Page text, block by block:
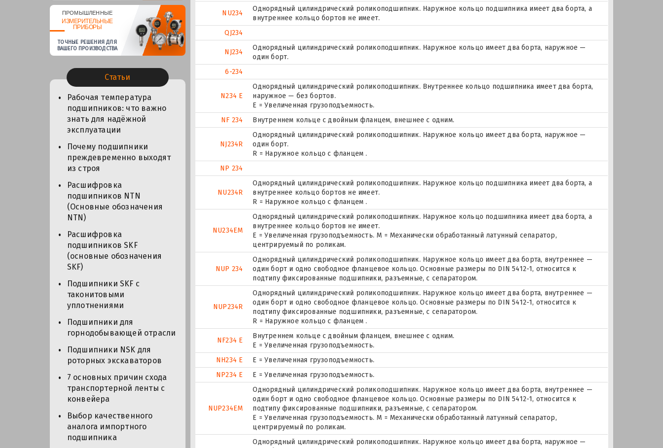
ПРОМЫШЛЕННЫЕ
ИЗМЕРИТЕЛЬНЫЕ
ПРИБОРЫ
ТОЧНЫЕ РЕШЕНИЯ ДЛЯ
ВАШЕГО ПРОИЗВОДСТВА
Статьи
Рабочая температура
подшипников: что важно
знать для надёжной
эксплуатации
Почему подшипники
преждевременно выходят
из строя
Расшифровка
подшипников NTN
(Основные обозначения
NTN)
Расшифровка
подшипников SKF
(основные обозначения
SKF)
Подшипники SKF с
таконитовыми
уплотнениями
Подшипники для
горнодобывающей отрасли
Подшипники NSK для
роторных экскаваторов
7 основных причин схода
транспортерной ленты с
конвейера
Выбор качественного
аналога импортного
подшипника
NU234
Однорядный цилиндрический роликоподшипник. Наружное кольцо подшипника имеет два борта, а
внутреннее кольцо бортов не имеет.
QJ234
NJ234
Однорядный цилиндрический роликоподшипник. Наружное кольцо имеет два борта, наружное —
один борт.
6-234
N234 E
Однорядный цилиндрический роликоподшипник. Внутреннее кольцо подшипника имеет два борта,
наружное — без бортов.
Е = Увеличенная грузоподъемность.
NF 234
Внутреннем кольце с двойным фланцем, внешнее с одним.
NJ234R
Однорядный цилиндрический роликоподшипник. Наружное кольцо имеет два борта, наружное —
один борт.
R = Наружное кольцо с фланцем .
NP 234
NU234R
Однорядный цилиндрический роликоподшипник. Наружное кольцо подшипника имеет два борта, а
внутреннее кольцо бортов не имеет.
R = Наружное кольцо с фланцем .
NU234EM
Однорядный цилиндрический роликоподшипник. Наружное кольцо подшипника имеет два борта, а
внутреннее кольцо бортов не имеет.
E = Увеличенная грузоподъемность. М = Механически обработанный латунный сепаратор,
центрируемый по роликам.
NUP 234
Однорядный цилиндрический роликоподшипник. Наружное кольцо имеет два борта, внутреннее —
один борт и одно свободное фланцевое кольцо. Основные размеры по DIN 5412-1, относится к
подтипу фиксированные подшипники, разъемные, с сепаратором.
NUP234R
Однорядный цилиндрический роликоподшипник. Наружное кольцо имеет два борта, внутреннее —
один борт и одно свободное фланцевое кольцо. Основные размеры по DIN 5412-1, относится к
подтипу фиксированные подшипники, разъемные, с сепаратором.
R = Наружное кольцо с фланцем .
NF234 E
Внутреннем кольце с двойным фланцем, внешнее с одним.
Е = Увеличенная грузоподъемность.
NH234 E
Е = Увеличенная грузоподъемность.
NP234 E
Е = Увеличенная грузоподъемность.
NUP234EM
Однорядный цилиндрический роликоподшипник. Наружное кольцо имеет два борта, внутреннее —
один борт и одно свободное фланцевое кольцо. Основные размеры по DIN 5412-1, относится к
подтипу фиксированные подшипники, разъемные, с сепаратором.
E = Увеличенная грузоподъемность. М = Механически обработанный латунный сепаратор,
центрируемый по роликам.
Однорядный цилиндрический роликоподшипник. Наружное кольцо имеет два борта, наружное —